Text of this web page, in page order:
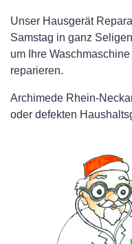
Unser Hausgerät
Samstag in ganz
um Ihre
reparieren.
Archimede Rhein-
oder defekten